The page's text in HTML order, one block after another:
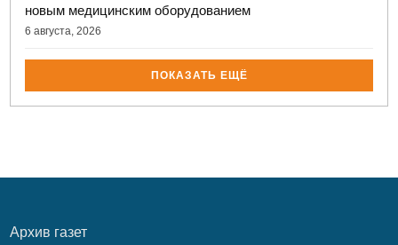
новым медицинским оборудованием
6 августа, 2026
ПОКАЗАТЬ ЕЩЁ
Архив газет